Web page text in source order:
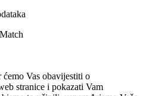
ćemo Vas obavijestiti o
stranice i pokazati Vam